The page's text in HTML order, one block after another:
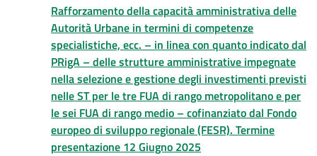
Rafforzamento della capacità amministrativa delle
Autorità Urbane in termini di competenze
specialistiche, ecc. – in linea con quanto indicato dal
PRigA – delle strutture amministrative impegnate
nella selezione e gestione degli investimenti previsti
nelle ST per le tre FUA di rango metropolitano e per
le sei FUA di rango medio – cofinanziato dal Fondo
europeo di sviluppo regionale (FESR). Termine
presentazione 12 Giugno 2025